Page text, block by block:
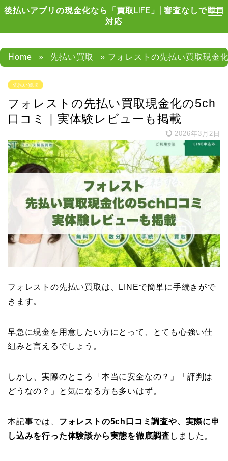
後払いアプリの現金化なら「買取LIFE」| 審査なしで即日
対応
Home » 先払い買取 » フォレストの先払い買取現金
先払い買取
フォレストの先払い買取現金化の5ch
口コミ｜実体験レビューも掲載
2026年3月2日
フォレストの先払い買取は、LINEで簡単に手続きがで
きます。
早急に現金を用意したい方にとって、とても心強い仕
組みと言えるでしょう。
しかし、実際のところ「本当に安全なの？」「評判は
どうなの？」と気になる方も多いはず。
本記事では、 フォレストの5ch口コミ調査や、実際に申
し込みを行った体験談から実態を徹底調査 しました。